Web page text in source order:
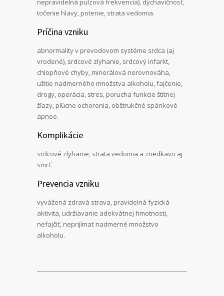
točenie hlavy, potenie, strata vedomia.
Príčina vzniku
abnormality v prevodovom systéme srdca (aj
vrodené), srdcové zlyhanie, srdcový infarkt,
chlopňové chyby, minerálová nerovnováha,
užitie nadmerného množstva alkoholu, fajčenie,
drogy, operácia, stres, porucha funkcie štítnej
žľazy, pľúcne ochorenia, obštrukčné spánkové
apnoe.
Komplikácie
srdcové zlyhanie, strata vedomia a zriedkavo aj
smrť.
Prevencia vzniku
vyvážená zdravá strava, pravidelná fyzická
aktivita, udržiavanie adekvátnej hmotnosti,
nefajčiť, neprijímať nadmerné množstvo
alkoholu.